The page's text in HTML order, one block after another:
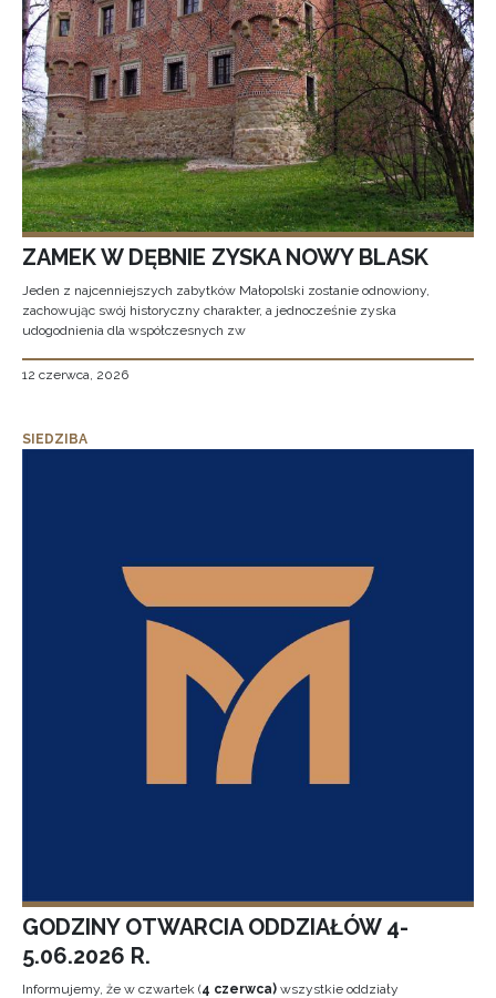
ZAMEK W DĘBNIE ZYSKA NOWY BLASK
Jeden z najcenniejszych zabytków Małopolski zostanie odnowiony,
zachowując swój historyczny charakter, a jednocześnie zyska
udogodnienia dla współczesnych zw
12 czerwca, 2026
SIEDZIBA
GODZINY OTWARCIA ODDZIAŁÓW 4-
5.06.2026 R.
Informujemy, że w czwartek (4 czerwca) wszystkie oddziały